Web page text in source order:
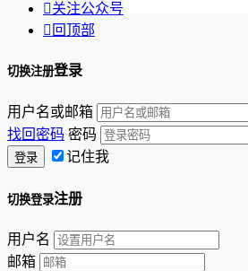
关注公众号
 回顶部
切换注册登录
用户名或邮箱
找回密码 密码
记住我
切换登录注册
用户名
邮箱